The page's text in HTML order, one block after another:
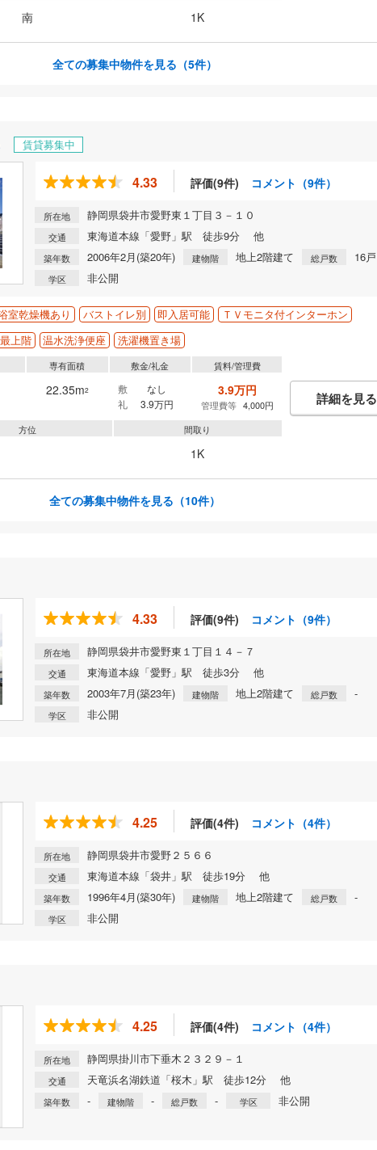
1K
南
全ての募集中物件を見る （5件）
賃貸募集中
4.33 評価(9件) コメント（9件）
所在地 静岡県袋井市愛野東１丁目３－１０
交通 東海道本線「愛野」駅 徒歩9分 他
築年数 2006年2月(築20年) 建物階 地上2階建て 総戸数 16戸
学区 非公開
室乾燥機あり バストイレ別 即入居可能
ＴＶモニタ付インターホン
最上階 温水洗浄便座 洗濯機置き場
賃料/管理費
3.9万円
管理費等 4,000円
敷金/礼金
敷
なし
礼
3.9万円
専有面積
22.35m2
間取り
1K
方位
詳細を見る
全ての募集中物件を見る （10件）
4.33 評価(9件) コメント（9件）
所在地 静岡県袋井市愛野東１丁目１４－７
交通 東海道本線「愛野」駅 徒歩3分 他
築年数 2003年7月(築23年) 建物階 地上2階建て 総戸数 -
学区 非公開
4.25 評価(4件) コメント（4件）
所在地 静岡県袋井市愛野２５６６
交通 東海道本線「袋井」駅 徒歩19分 他
築年数 1996年4月(築30年) 建物階 地上2階建て 総戸数 -
学区 非公開
4.25 評価(4件) コメント（4件）
所在地 静岡県掛川市下垂木２３２９－１
交通 天竜浜名湖鉄道「桜木」駅 徒歩12分 他
築年数 - 建物階 - 総戸数 - 学区 非公開